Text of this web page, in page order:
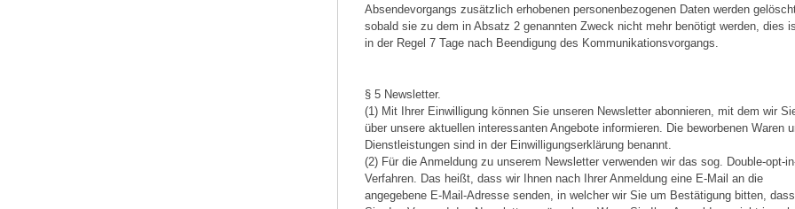
Absendevorgangs zusätzlich erhobenen personenbezogenen Daten werden
sobald sie zu dem in Absatz 2 genannten Zweck nicht mehr benötigt werden, dies
in der Regel 7 Tage nach Beendigung des Kommunikationsvorgangs.
§ 5 Newsletter.
(1) Mit Ihrer Einwilligung können Sie unseren Newsletter abonnieren, mit dem wir
über unsere aktuellen interessanten Angebote informieren. Die beworbenen Waren
Dienstleistungen sind in der Einwilligungserklärung benannt.
(2) Für die Anmeldung zu unserem Newsletter verwenden wir das sog. Double-opt-
Verfahren. Das heißt, dass wir Ihnen nach Ihrer Anmeldung eine E-Mail an die
angegebene E-Mail-Adresse senden, in welcher wir Sie um Bestätigung bitten, dass